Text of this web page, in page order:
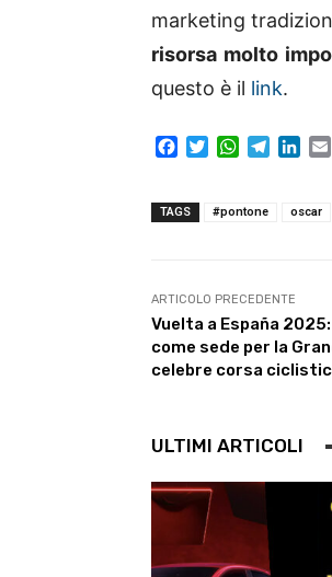
marketing
risorsa molto
questo è il link.
e
k
t
W
t
p
m
k
TAGS #pontone oscar
ARTICOLO PRECEDENTE
Vuelta a España
come sede per la
celebre corsa
ULTIMI ARTICOLI